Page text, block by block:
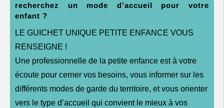
recherchez un mode d’accueil pour votre
enfant ?
LE GUICHET UNIQUE PETITE ENFANCE VOUS
RENSEIGNE !
Une professionnelle de la petite enfance est à votre
écoute pour cerner vos besoins, vous informer sur les
différents modes de garde du territoire, et vous orienter
vers le type d’accueil qui convient le mieux à vos